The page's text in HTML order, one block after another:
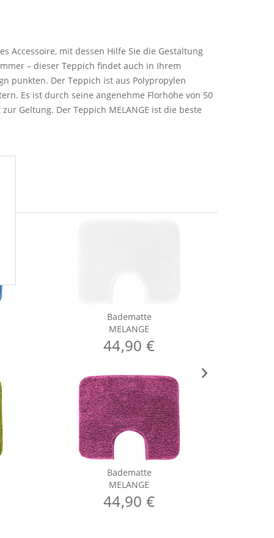
Accessoire, mit dessen Hilfe Sie die Gestaltung
– dieser Teppich findet auch in Ihrem
punkten. Der Teppich ist aus Polypropylen
Es ist durch seine angenehme Florhöhe von 50
Geltung. Der Teppich MELANGE ist die beste
Badematte
MELANGE
44,90 €
Badematte
MELANGE
44,90 €